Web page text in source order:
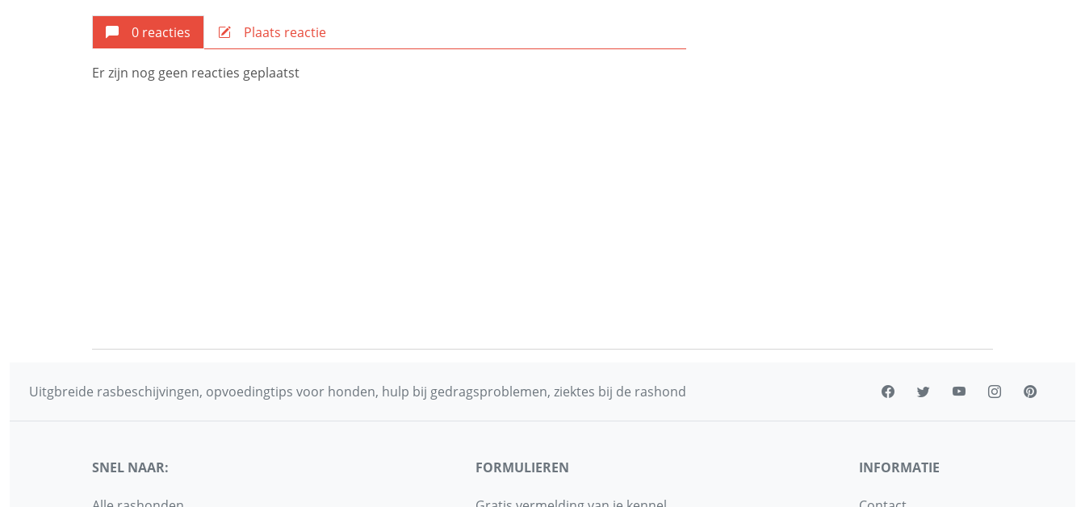
0 reacties Plaats reactie
Er zijn nog geen reacties geplaatst
Uitgbreide rasbeschijvingen, opvoedingtips voor honden, hulp bij gedragsproblemen, ziektes bij de rashond
SNEL NAAR: FORMULIEREN INFORMATIE